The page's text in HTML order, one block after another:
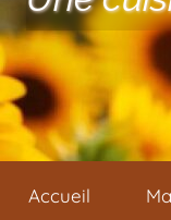
Accueil